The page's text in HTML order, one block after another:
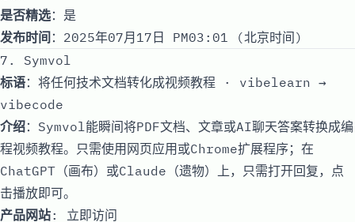
是否精选：是
发布时间 ：2025年07月17日 PM03:01 (北京时间)
7. Symvol
标语：将任何技术文档转化成视频教程 · vibelearn →
vibecode
介绍：Symvol能瞬间将PDF文档、文章或AI聊天答案转换成编
程视频教程。只需使用网页应用或Chrome扩展程序；在
ChatGPT（画布）或Claude（遗物）上，只需打开回复，点
击播放即可。
产品网站: 立即访问